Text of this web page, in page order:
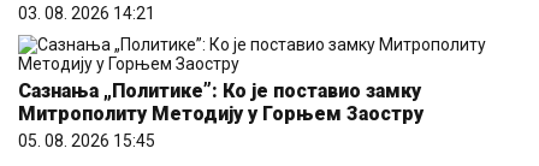
03. 08. 2026 14:21
Сазнања „Политике”: Ко је поставио замку
Митрополиту Методију у Горњем Заостру
05. 08. 2026 15:45